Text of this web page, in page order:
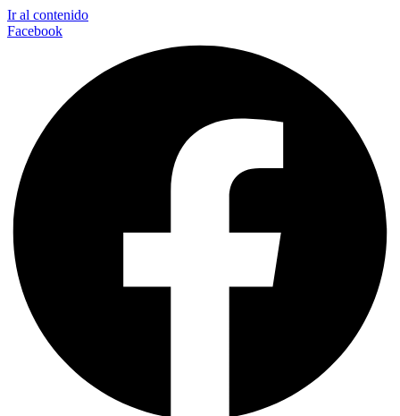
Ir al contenido
Facebook